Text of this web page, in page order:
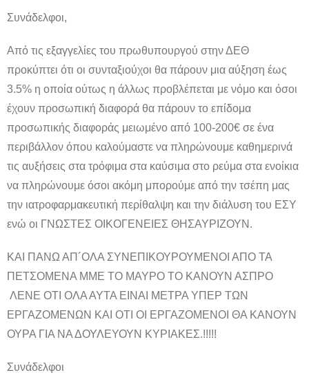
Συνάδελφοι,
Από τις εξαγγελίες του πρωθυπουργού στην ΔΕΘ
προκύπτει ότι οι συνταξιούχοι θα πάρουν μια αύξηση έως
3.5% η οποία ούτως η άλλως προβλέπεται με νόμο και όσοι
έχουν προσωπική διαφορά θα πάρουν το επίδομα
προσωπικής διαφοράς μειωμένο από 100-200€ σε ένα
περιβάλλον όπου καλούμαστε να πληρώνουμε καθημερινά
τις αυξήσεις στα τρόφιμα στα καύσιμα στο ρεύμα στα ενοίκια
να πληρώνουμε όσοι ακόμη μπορούμε από την τσέπη μας
την ιατροφαρμακευτική περίθαλψη και την διάλυση του ΕΣΥ
ενώ οι ΓΝΩΣΤΕΣ ΟΙΚΟΓΕΝΕΙΕΣ ΘΗΣΑΥΡΙΖΟΥΝ.
ΚΑΙ ΠΑΝΩ ΑΠ´ΟΛΑ ΣΥΝΕΠΙΚΟΥΡΟΥΜΕΝΟΙ ΑΠΟ ΤΑ
ΠΕΤΣΟΜΕΝΑ ΜΜΕ ΤΟ ΜΑΥΡΟ ΤΟ ΚΑΝΟΥΝ ΑΣΠΡΟ
ΛΕΝΕ ΟΤΙ ΟΛΑ ΑΥΤΑ ΕΙΝΑΙ ΜΕΤΡΑ ΥΠΕΡ ΤΩΝ
ΕΡΓΑΖΟΜΕΝΩΝ ΚΑΙ ΟΤΙ ΟΙ ΕΡΓΑΖΟΜΕΝΟΙ ΘΑ ΚΑΝΟΥΝ
ΟΥΡΑ ΓΙΑ ΝΑ ΔΟΥΛΕΥΟΥΝ ΚΥΡΙΑΚΕΣ.!!!!!
Συνάδελφοι